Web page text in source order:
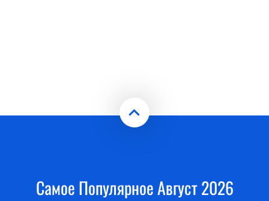
Самое Популярное Август 2026